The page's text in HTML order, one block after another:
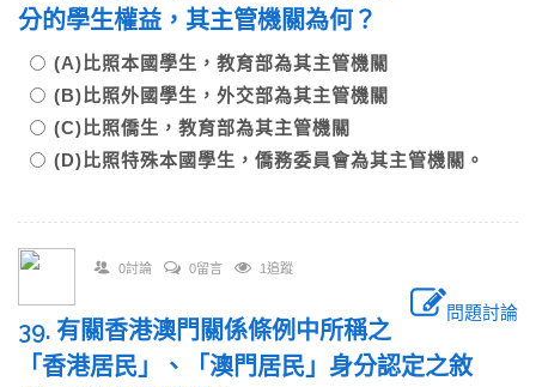
分的學生權益，其主管機關為何？
(A)比照本國學生，教育部為其主管機關
(B)比照外國學生，外交部為其主管機關
(C)比照僑生，教育部為其主管機關
(D)比照特殊本國學生，僑務委員會為其主管機關。
0討論 0留言 1追蹤
問題討論
39. 有關香港澳門關係條例中所稱之
「香港居民」、「澳門居民」身分認定之敘